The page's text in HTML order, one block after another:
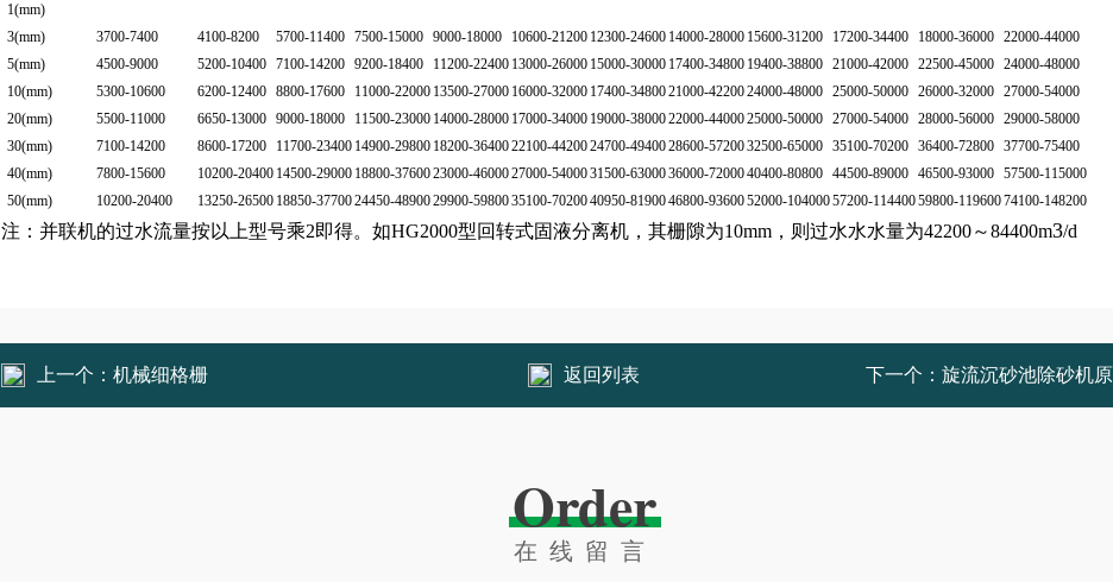
1(mm)
3(mm)
3700-7400 4100-8200 5700-11400 7500-15000 9000-18000 10600-21200 12300-24600 14000-28000 15600-31200 17200-34400 18000-36000 22000-44000
5(mm)
4500-9000 5200-10400 7100-14200 9200-18400 11200-22400 13000-26000 15000-30000 17400-34800 19400-38800 21000-42000 22500-45000 24000-48000
10(mm)
5300-10600 6200-12400 8800-17600 11000-22000 13500-27000 16000-32000 17400-3480021000-4220024000-48000 25000-50000 26000-32000 27000-54000
20(mm)
5500-11000 6650-13000 9000-18000 11500-23000 14000-28000 17000-34000 19000-3800022000-4400025000-50000 27000-54000 28000-56000 29000-58000
30(mm)
7100-14200 8600-17200 11700-23400 14900-29800 18200-3640022100-4420024700-4940028600-5720032500-65000 35100-70200 36400-72800 37700-75400
40(mm)
7800-15600 10200-20400 14500-29000 18800-3760023000-4600027000-5400031500-6300036000-7200040400-80800 44500-89000 46500-93000 57500-115000
50(mm)
10200-20400 13250-26500 18850-3770024450-4890029900-5980035100-7020040950-8190046800-9360052000-10400057200-11440059800-11960074100-148200
注：并联机的过水流量按以上型号乘2即得。如HG2000型回转式固液分离机，其栅隙为10mm，则过水水水量为42200～84400m3/d
上一个： 机械细格栅 返回列表 下一个： 旋流沉砂池除砂机
Order
在线留言